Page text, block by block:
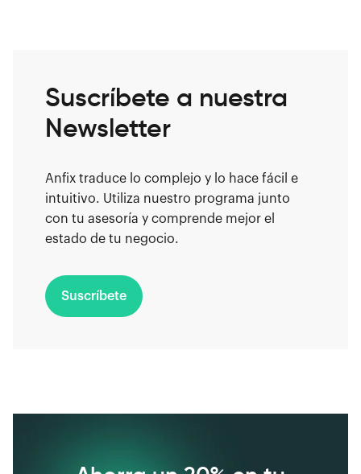
Suscríbete a nuestra
Newsletter
Anfix traduce lo complejo y lo hace fácil e
intuitivo. Utiliza nuestro programa junto
con tu asesoría y comprende mejor el
estado de tu negocio.
Suscríbete